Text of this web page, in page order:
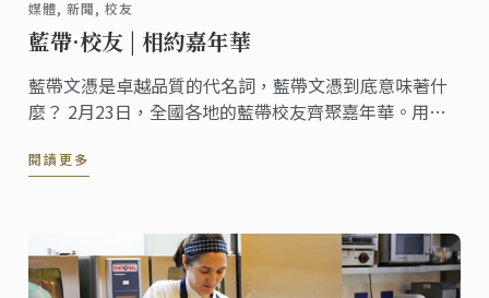
媒體, 新聞, 校友
藍帶·校友 | 相約嘉年華
藍帶文憑是卓越品質的代名詞，藍帶文憑到底意味著什
麼？ 2月23日，全國各地的藍帶校友齊聚嘉年華。用他
閱讀更多